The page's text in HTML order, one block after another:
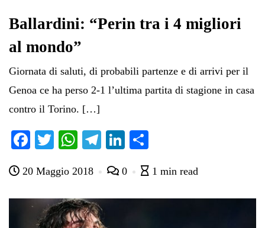
Ballardini: “Perin tra i 4 migliori
al mondo”
Giornata di saluti, di probabili partenze e di arrivi per il
Genoa ce ha perso 2-1 l’ultima partita di stagione in casa
contro il Torino. […]
Fa
bo
ok
T
tte
r
W
ts
A
pp
Te
gr
a
m
Li
ed
In
di
vi
20 Maggio 2018 0 1 min read